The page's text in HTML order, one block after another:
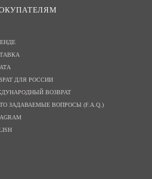
ДЛЯ РОССИИ
ВОЗВРАТ
ЗАДАВАЕМЫЕ ВОПРОСЫ (F.A.Q.)